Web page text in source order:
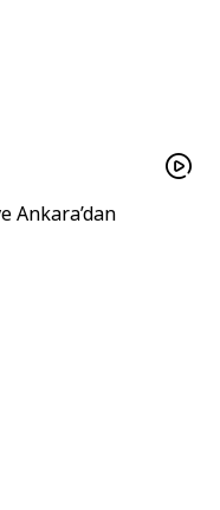
Ankara’dan